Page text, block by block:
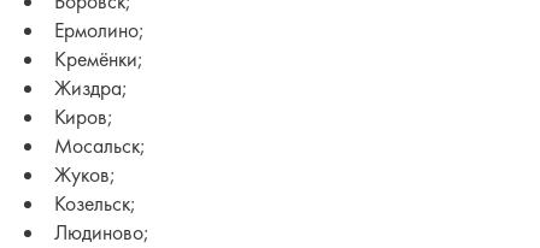
Ермолино;
Кремёнки;
Жиздра;
Киров;
Мосальск;
Жуков;
Козельск;
Людиново;